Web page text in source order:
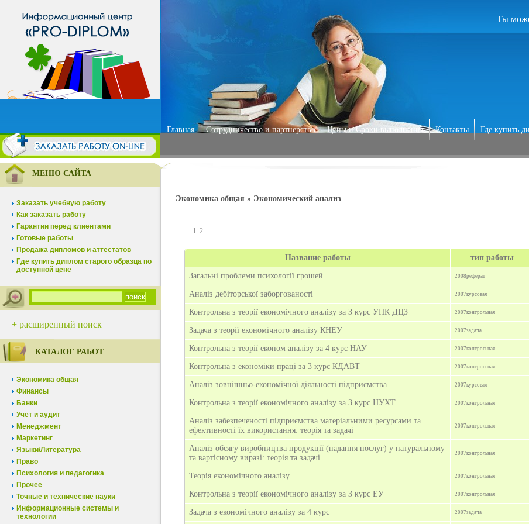
Ты
Главная Сотрудничество и партнерство Цены и Сроки выполнения Контакты Где купить
МЕНЮ САЙТА
Заказать учебную работу
Как заказать работу
Гарантии перед клиентами
Готовые работы
Продажа дипломов и аттестатов
Где купить диплом старого образца по
доступной цене
+ расширенный поиск
КАТАЛОГ РАБОТ
Экономика общая
Финансы
Банки
Учет и аудит
Менеджмент
Маркетинг
Языки/Литература
Право
Психология и педагогика
Прочее
Точные и технические науки
Информационные системы и
технологии
Экономика общая » Экономический анализ
1 2
Название работы тип работы
Загальні проблеми психології грошей 2008реферат
Аналіз дебіторської заборгованості 2007курсовая
Контрольна з теорії економічного аналізу за 3 курс УПК ДЦЗ 2007контрольная
Задача з теорії економічного аналізу КНЕУ 2007задача
Контрольна з теорії економ аналізу за 4 курс НАУ 2007контрольная
Контрольна з економіки праці за 3 курс КДАВТ 2007контрольная
Аналіз зовнішньо-економічної діяльності підприємства 2007курсовая
Контрольна з теорії економічного аналізу за 3 курс НУХТ 2007контрольная
Аналіз забезпеченості підприємства матеріальними ресурсами та
ефективності їх використання: теорія та задачі
2007контрольная
Аналіз обсягу виробництва продукції (надання послуг) у натуральному
та вартісному виразі: теорія та задачі
2007контрольная
Теорія економічного аналізу 2007контрольная
Контрольна з теорії економічного аналізу за 3 курс ЕУ 2007контрольная
Задача з економічного аналізу за 4 курс 2007задача